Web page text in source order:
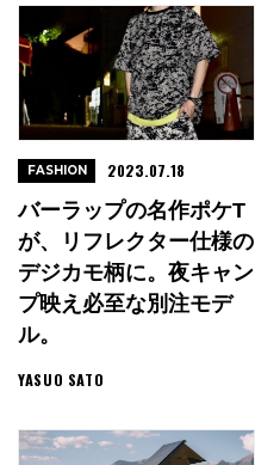
バーラップの名作ポケT
が、リフレクター仕様の
デジカモ柄に。夜キャン
プ映え必至な別注モデ
ル。
YASUO SATO
FASHION 2023.07.18